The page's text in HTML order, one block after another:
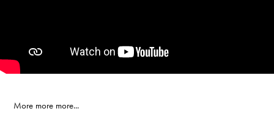
More more more...